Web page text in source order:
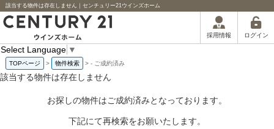
該当する物件は存在しません｜センチュリー21ウインズホーム
採用情報 ログイン
Select Language ▼
TOPページ > 物件検索 >- ご成約済み
該当する物件は存在しません
お探しの物件はご成約済みとなっております。
下記にて再検索をお願いたします。